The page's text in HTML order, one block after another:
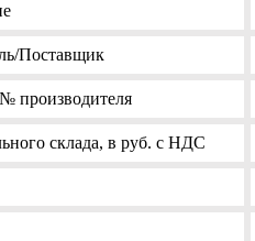
/Поставщик
№ производителя
склада, в руб. с НДС